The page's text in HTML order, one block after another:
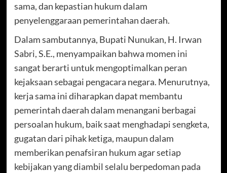
sama, dan kepastian hukum dalam
penyelenggaraan pemerintahan daerah.
Dalam sambutannya, Bupati Nunukan, H. Irwan
Sabri, S.E., menyampaikan bahwa momen ini
sangat berarti untuk mengoptimalkan peran
kejaksaan sebagai pengacara negara. Menurutnya,
kerja sama ini diharapkan dapat membantu
pemerintah daerah dalam menangani berbagai
persoalan hukum, baik saat menghadapi sengketa,
gugatan dari pihak ketiga, maupun dalam
memberikan penafsiran hukum agar setiap
kebijakan yang diambil selalu berpedoman pada